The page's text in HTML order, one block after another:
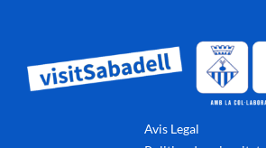
Avis Legal